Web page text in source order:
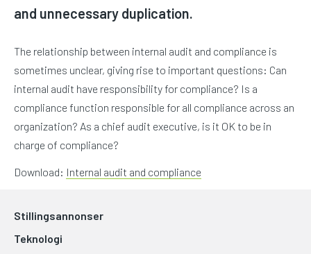
and unnecessary duplication.
The relationship between internal audit and compliance is
sometimes unclear, giving rise to important questions: Can
internal audit have responsibility for compliance? Is a
compliance function responsible for all compliance across an
organization? As a chief audit executive, is it OK to be in
charge of compliance?
Download: Internal audit and compliance
Stillingsannonser
Teknologi